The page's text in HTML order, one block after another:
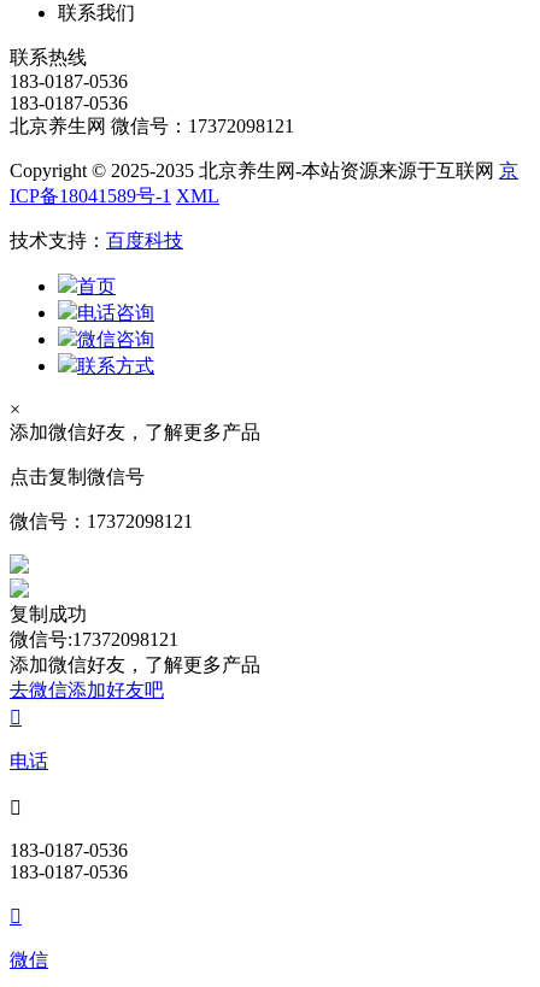
联系我们
联系热线
183-0187-0536
183-0187-0536
北京养生网 微信号：17372098121
Copyright © 2025-2035 北京养生网-本站资源来源于互联网 京
ICP备18041589号-1 XML
技术支持： 百度科技
首页
电话咨询
微信咨询
联系方式
×
添加微信好友，了解更多产品
点击复制微信号
微信号： 17372098121
复制成功
微信号:17372098121
添加微信好友，了解更多产品
去微信添加好友吧

电话

183-0187-0536
183-0187-0536

微信